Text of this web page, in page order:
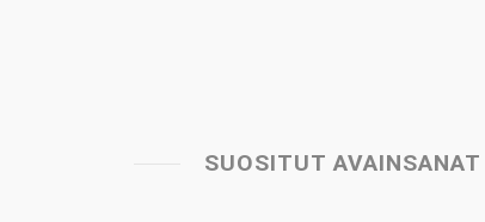
SUOSITUT AVAINSANAT